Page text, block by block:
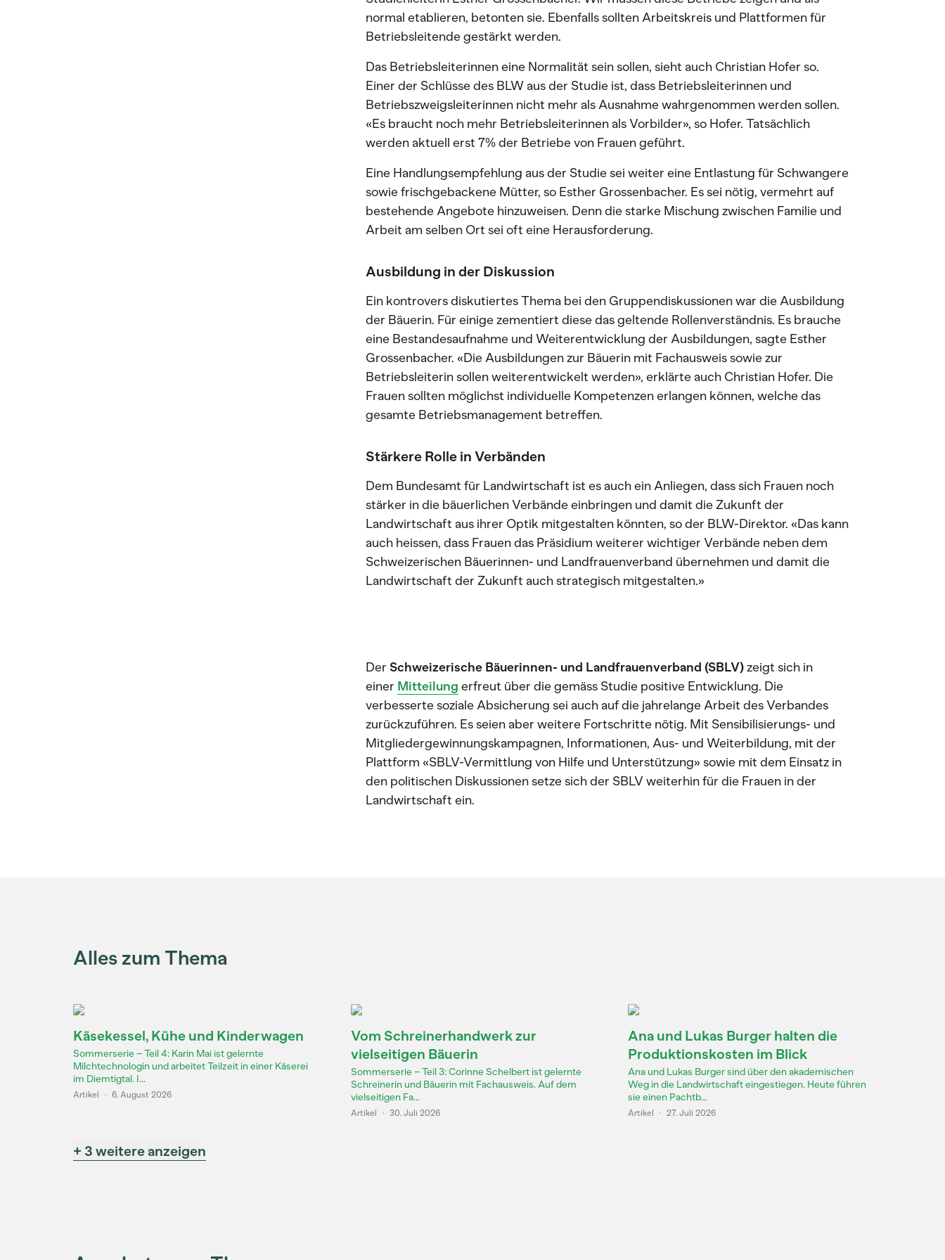
normal etablieren, betonten sie. Ebenfalls sollten Arbeitskreis und Plattformen für
Betriebsleitende gestärkt werden.
Das Betriebsleiterinnen eine Normalität sein sollen, sieht auch Christian Hofer so.
Einer der Schlüsse des BLW aus der Studie ist, dass Betriebsleiterinnen und
Betriebszweigsleiterinnen nicht mehr als Ausnahme wahrgenommen werden sollen.
«Es braucht noch mehr Betriebsleiterinnen als Vorbilder», so Hofer. Tatsächlich
werden aktuell erst 7% der Betriebe von Frauen geführt.
Eine Handlungsempfehlung aus der Studie sei weiter eine Entlastung für Schwangere
sowie frischgebackene Mütter, so Esther Grossenbacher. Es sei nötig, vermehrt auf
bestehende Angebote hinzuweisen. Denn die starke Mischung zwischen Familie und
Arbeit am selben Ort sei oft eine Herausforderung.
Ausbildung in der Diskussion
Ein kontrovers diskutiertes Thema bei den Gruppendiskussionen war die Ausbildung
der Bäuerin. Für einige zementiert diese das geltende Rollenverständnis. Es brauche
eine Bestandesaufnahme und Weiterentwicklung der Ausbildungen, sagte Esther
Grossenbacher. «Die Ausbildungen zur Bäuerin mit Fachausweis sowie zur
Betriebsleiterin sollen weiterentwickelt werden», erklärte auch Christian Hofer. Die
Frauen sollten möglichst individuelle Kompetenzen erlangen können, welche das
gesamte Betriebsmanagement betreffen.
Stärkere Rolle in Verbänden
Dem Bundesamt für Landwirtschaft ist es auch ein Anliegen, dass sich Frauen noch
stärker in die bäuerlichen Verbände einbringen und damit die Zukunft der
Landwirtschaft aus ihrer Optik mitgestalten könnten, so der BLW-Direktor. «Das kann
auch heissen, dass Frauen das Präsidium weiterer wichtiger Verbände neben dem
Schweizerischen Bäuerinnen- und Landfrauenverband übernehmen und damit die
Landwirtschaft der Zukunft auch strategisch mitgestalten.»
Der Schweizerische Bäuerinnen- und Landfrauenverband (SBLV)zeigt sich in
einer Mitteilung erfreut über die gemäss Studie positive Entwicklung. Die
verbesserte soziale Absicherung sei auch auf die jahrelange Arbeit des Verbandes
zurückzuführen. Es seien aber weitere Fortschritte nötig. Mit Sensibilisierungs- und
Mitgliedergewinnungskampagnen, Informationen, Aus- und Weiterbildung, mit der
Plattform «SBLV-Vermittlung von Hilfe und Unterstützung» sowie mit dem Einsatz in
den politischen Diskussionen setze sich der SBLV weiterhin für die Frauen in der
Landwirtschaft ein.
Alles zum Thema
Käsekessel, Kühe und Kinderwagen
Sommerserie – Teil 4: Karin Mai ist gelernte
Milchtechnologin und arbeitet Teilzeit in einer Käserei
im Diemtigtal. I...
Artikel · 6. August 2026
Vom Schreinerhandwerk zur
vielseitigen Bäuerin
Sommerserie – Teil 3: Corinne Schelbert ist gelernte
Schreinerin und Bäuerin mit Fachausweis. Auf dem
vielseitigen Fa...
Artikel · 30. Juli 2026
Ana und Lukas Burger halten die
Produktionskosten im Blick
Ana und Lukas Burger sind über den akademischen
Weg in die Landwirtschaft eingestiegen. Heute führen
sie einen Pachtb...
Artikel · 27. Juli 2026
+ 3 weitere anzeigen